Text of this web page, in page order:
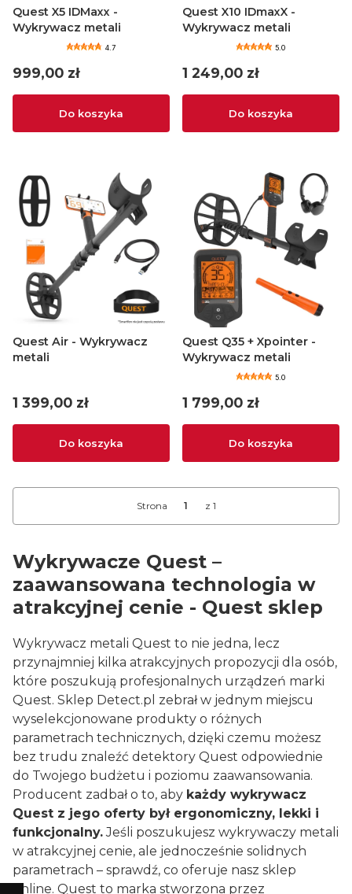
Quest X5 IDMaxx -
Wykrywacz metali
4.7
Cena
999,00 zł
Do koszyka
Quest X10 IDmaxX -
Wykrywacz metali
5.0
Cena
1 249,00 zł
Do koszyka
Quest Air - Wykrywacz
metali
Cena
1 399,00 zł
Do koszyka
Quest Q35 + Xpointer -
Wykrywacz metali
5.0
Cena
1 799,00 zł
Do koszyka
Strona z 1
Wykrywacze Quest –
zaawansowana technologia w
atrakcyjnej cenie - Quest sklep
Wykrywacz metali Quest to nie jedna, lecz
przynajmniej kilka atrakcyjnych propozycji dla osób,
które poszukują profesjonalnych urządzeń marki
Quest. Sklep Detect.pl zebrał w jednym miejscu
wyselekcjonowane produkty o różnych
parametrach technicznych, dzięki czemu możesz
bez trudu znaleźć detektory Quest odpowiednie
do Twojego budżetu i poziomu zaawansowania.
Producent zadbał o to, aby każdy wykrywacz
Quest z jego oferty był ergonomiczny, lekki i
funkcjonalny.Jeśli poszukujesz wykrywaczy metali
w atrakcyjnej cenie, ale jednocześnie solidnych
parametrach – sprawdź, co oferuje nasz sklep
online. Quest to marka stworzona przez